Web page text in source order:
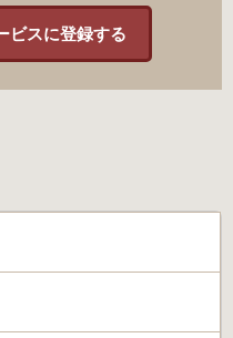
ビスに登録する